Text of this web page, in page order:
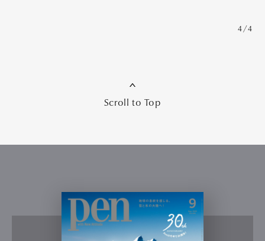
4/4
Scroll to Top